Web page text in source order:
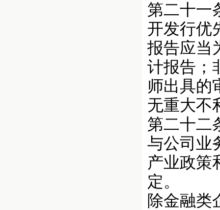
第二十一
开发行优
报告应当
计报告；
师出具的
无重大不
第二十二
与公司业
产业政策
定。
除金融类